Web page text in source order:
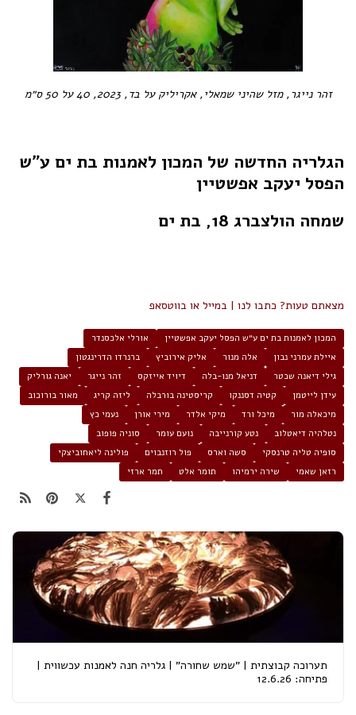
זהר נייגר, מזל שהיני שמאלי, אקריליק על בד, 2023, 40 על 50 ס״מ
הגלריה החדשה של המכון לאמנות בת ים ע״ש
הפסל יעקב אפשטיין
שמחה הולצברג 18, בת ים
מצאתם טעות? כתבו לנו | במייל או בווטסאפ
המכון לאמנות בת ים ע״ש הפסל יעקב אפשטיין
אורלי אלכסנדר
איילת עמרני נבון
אלה מנור אליק אירוביץ
ברנרדו הדרינגטון
גילי דיאנה שכטר
דניאל מנו-בלה דיויד אייזקס זהר נייגר
יאנה גורליק
עידן לייטמן
קטיה דסננקו קריסטינה בורבלה ליזה קריג
מאור בורוכוב
מיכאלה מור
מיכל ורד מיקי אלדר מירי אורן
נעמי כץ
נטלהיה דיאטלוב
נטע קורנייבה נועם עומר
סוניה פופוב
סופיה טליה טרנסקי
סשה וארס פול רוזנבוים
פולינה ליאחוביצקי
רזאן שאמי
שירה ירמיהו תומר אלט תמר ארזי
תערוכה קבוצתית | "שמש שחורה" | גלריה חנה לאמנות עכשווית |
פתיחה: 12.6.26